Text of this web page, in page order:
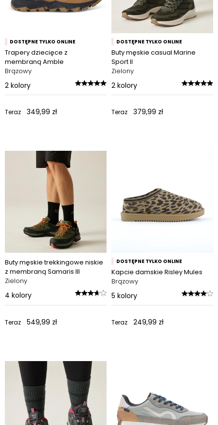
DOSTĘPNE TYLKO ONLINE
Trapery dziecięce z
membraną Amble
Brązowy
2 kolory
Teraz 349,99 zł
DOSTĘPNE TYLKO ONLINE
Buty męskie casual Marine
Sport II
Zielony
2 kolory
Teraz 379,99 zł
Buty męskie trekkingowe niskie
z membraną Samaris III
Zielony
4 kolory
Teraz 549,99 zł
DOSTĘPNE TYLKO ONLINE
Kapcie damskie Risley Mules
Brązowy
5 kolory
Teraz 249,99 zł